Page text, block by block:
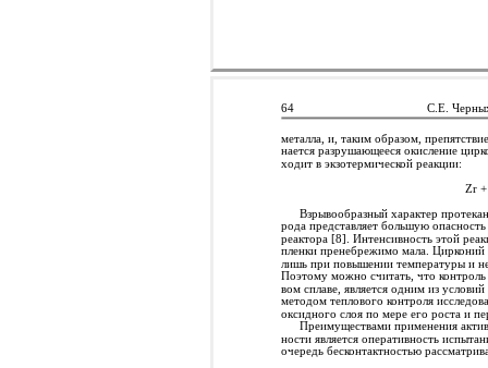
64 С.Е.
металла, и, таким образом,
нается разрушающееся окисление
ходит в экзотермической реакции:
Zr
Взрывообразный характер
рода представляет большую
реактора [8]. Интенсивность этой
пленки пренебрежимо мала. Цирконий
лишь при повышении температуры и
Поэтому можно считать, что
вом сплаве, является одним из
методом теплового контроля
оксидного слоя по мере его роста и
Преимуществами применения
ности является оперативность
очередь бесконтактностью